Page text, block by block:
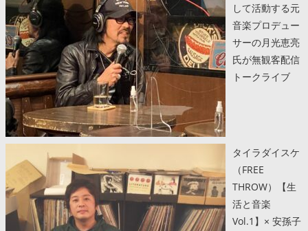
して活動する元
音楽プロデュー
サーの月光恵亮
氏が無観客配信
トークライブ
タイラダイスケ
（FREE
THROW）【生
活と音楽
Vol.1】× 安孫子